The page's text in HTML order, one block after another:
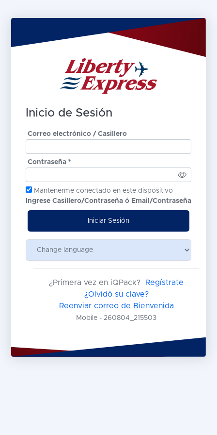
Inicio de Sesión
Correo electrónico / Casillero
Contraseña *
Mantenerme conectado en este dispositivo
Ingrese Casillero/Contraseña ó Email/Contraseña
Iniciar Sesión
¿Primera vez en iQPack?
Regístrate
¿Olvidó su clave?
Reenviar correo de Bienvenida
Mobile - 260804_215503